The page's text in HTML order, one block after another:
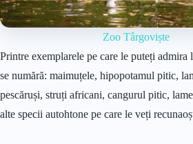
Zoo Târgoviște
Printre exemplarele pe care le puteți admira
se numără: maimuțele, hipopotamul pitic,
pescăruși, struți africani, cangurul pitic,
alte specii autohtone pe care le veți